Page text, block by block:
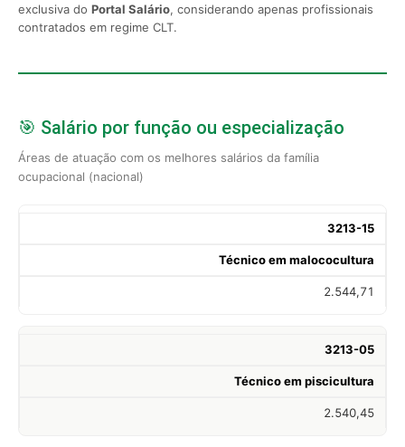
exclusiva do Portal Salário, considerando apenas profissionais
contratados em regime CLT.
🎯 Salário por função ou especialização
Áreas de atuação com os melhores salários da família
ocupacional (nacional)
3213-15
Técnico em malococultura
2.544,71
3213-05
Técnico em piscicultura
2.540,45